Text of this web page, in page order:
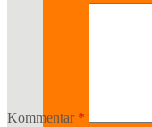
Kommentar *